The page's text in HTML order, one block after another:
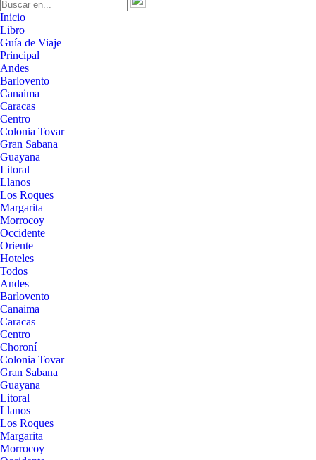
Inicio
Libro
Guía de Viaje
Principal
Andes
Barlovento
Canaima
Caracas
Centro
Colonia Tovar
Gran Sabana
Guayana
Litoral
Llanos
Los Roques
Margarita
Morrocoy
Occidente
Oriente
Hoteles
Todos
Andes
Barlovento
Canaima
Caracas
Centro
Choroní
Colonia Tovar
Gran Sabana
Guayana
Litoral
Llanos
Los Roques
Margarita
Morrocoy